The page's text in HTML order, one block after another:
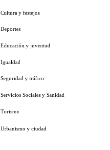
Cultura y festejos
Deportes
Educación y juventud
Igualdad
Seguridad y tráfico
Servicios Sociales y Sanidad
Turismo
Urbanismo y ciudad